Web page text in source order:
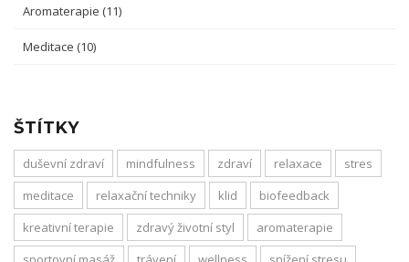
Aromaterapie (11)
Meditace (10)
ŠTÍTKY
duševní zdraví mindfulness zdraví relaxace
stres
meditace
relaxační techniky klid
biofeedback
kreativní terapie
zdravý životní styl
aromaterapie